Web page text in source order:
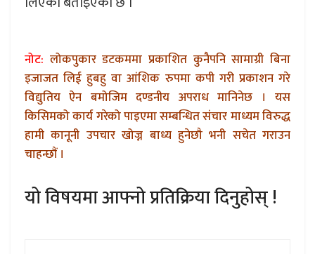
नोट: लोकपुकार डटकममा प्रकाशित कुनैपनि सामाग्री बिना
इजाजत लिई हुबहु वा आंशिक रुपमा कपी गरी प्रकाशन गरे
विद्युतिय ऐन बमोजिम दण्डनीय अपराध मानिनेछ । यस
किसिमको कार्य गरेको पाइएमा सम्बन्धित संचार माध्यम विरुद्ध
हामी कानूनी उपचार खोज्न बाध्य हुनेछौ भनी सचेत गराउन
चाहन्छौं ।
यो विषयमा आफ्नो प्रतिक्रिया दिनुहोस् !